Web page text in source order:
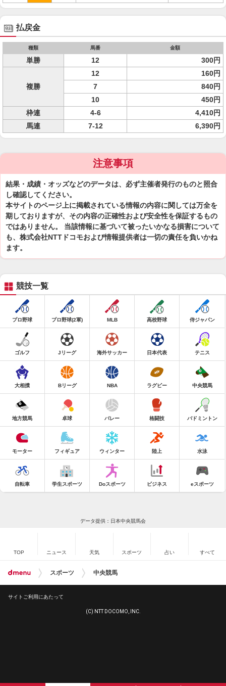
払戻金
種類 馬番 金額
単勝 12 300円
複勝
12
160円
7
840円
10
450円
枠連
4-6
4,410円
馬連
7-12 6,390円
注意事項
結果・成績・オッズなどのデータは、必ず主催者発行のものと照合
し確認してください。
本サイトのページ上に掲載されている情報の内容に関しては万全を
期しておりますが、その内容の正確性および安全性を保証するもの
ではありません。 当該情報に基づいて被ったいかなる損害について
も、株式会社NTTドコモおよび情報提供者は一切の責任を負いかね
ます。
競技一覧
プロ野球 プロ野球(2軍) MLB 高校野球 侍ジャパン
ゴルフ Jリーグ 海外サッカー 日本代表 テニス
大相撲 Bリーグ NBA ラグビー 中央競馬
地方競馬 卓球 バレー 格闘技 バドミントン
モーター フィギュア ウィンター 陸上 水泳
自転車 学生スポーツ Doスポーツ ビジネス eスポーツ
データ提供：日本中央競馬会
TOP ニュース 天気 スポーツ 占い すべて
スポーツ 中央競馬
サイトご利用にあたって
(C) NTT DOCOMO, INC.